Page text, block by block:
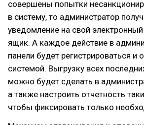
совершены попытки
в систему, то администратор
уведомление на свой
ящик. А каждое действие в
панели будет регистрироваться и
системой. Выгрузку всех
можно будет сделать в
а также настроить отчетность
чтобы фиксировать только